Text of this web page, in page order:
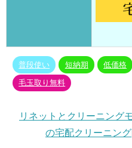
普段使い 短納期 低価格
毛玉取り無料
リネットとクリーニング
の宅配クリーニン